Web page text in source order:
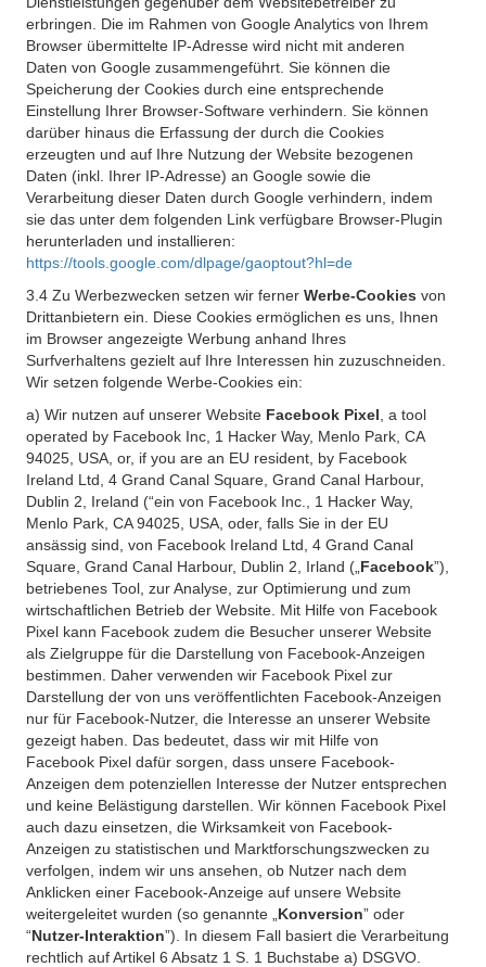
erbringen. Die im Rahmen von Google Analytics von Ihrem
Browser übermittelte IP-Adresse wird nicht mit anderen
Daten von Google zusammengeführt. Sie können die
Speicherung der Cookies durch eine entsprechende
Einstellung Ihrer Browser-Software verhindern. Sie können
darüber hinaus die Erfassung der durch die Cookies
erzeugten und auf Ihre Nutzung der Website bezogenen
Daten (inkl. Ihrer IP-Adresse) an Google sowie die
Verarbeitung dieser Daten durch Google verhindern, indem
sie das unter dem folgenden Link verfügbare Browser-Plugin
herunterladen und installieren:
https://tools.google.com/dlpage/gaoptout?hl=de
3.4 Zu Werbezwecken setzen wir ferner Werbe-Cookies von
Drittanbietern ein. Diese Cookies ermöglichen es uns, Ihnen
im Browser angezeigte Werbung anhand Ihres
Surfverhaltens gezielt auf Ihre Interessen hin zuzuschneiden.
Wir setzen folgende Werbe-Cookies ein:
a) Wir nutzen auf unserer Website Facebook Pixel , a tool
operated by Facebook Inc, 1 Hacker Way, Menlo Park, CA
94025, USA, or, if you are an EU resident, by Facebook
Ireland Ltd, 4 Grand Canal Square, Grand Canal Harbour,
Dublin 2, Ireland (“ein von Facebook Inc., 1 Hacker Way,
Menlo Park, CA 94025, USA, oder, falls Sie in der EU
ansässig sind, von Facebook Ireland Ltd, 4 Grand Canal
Square, Grand Canal Harbour, Dublin 2, Irland („ Facebook”),
betriebenes Tool, zur Analyse, zur Optimierung und zum
wirtschaftlichen Betrieb der Website. Mit Hilfe von Facebook
Pixel kann Facebook zudem die Besucher unserer Website
als Zielgruppe für die Darstellung von Facebook-Anzeigen
bestimmen. Daher verwenden wir Facebook Pixel zur
Darstellung der von uns veröffentlichten Facebook-Anzeigen
nur für Facebook-Nutzer, die Interesse an unserer Website
gezeigt haben. Das bedeutet, dass wir mit Hilfe von
Facebook Pixel dafür sorgen, dass unsere Facebook-
Anzeigen dem potenziellen Interesse der Nutzer entsprechen
und keine Belästigung darstellen. Wir können Facebook Pixel
auch dazu einsetzen, die Wirksamkeit von Facebook-
Anzeigen zu statistischen und Marktforschungszwecken zu
verfolgen, indem wir uns ansehen, ob Nutzer nach dem
Anklicken einer Facebook-Anzeige auf unsere Website
weitergeleitet wurden (so genannte „ Konversion” oder
“Nutzer-Interaktion”). In diesem Fall basiert die Verarbeitung
rechtlich auf Artikel 6 Absatz 1 S. 1 Buchstabe a) DSGVO.